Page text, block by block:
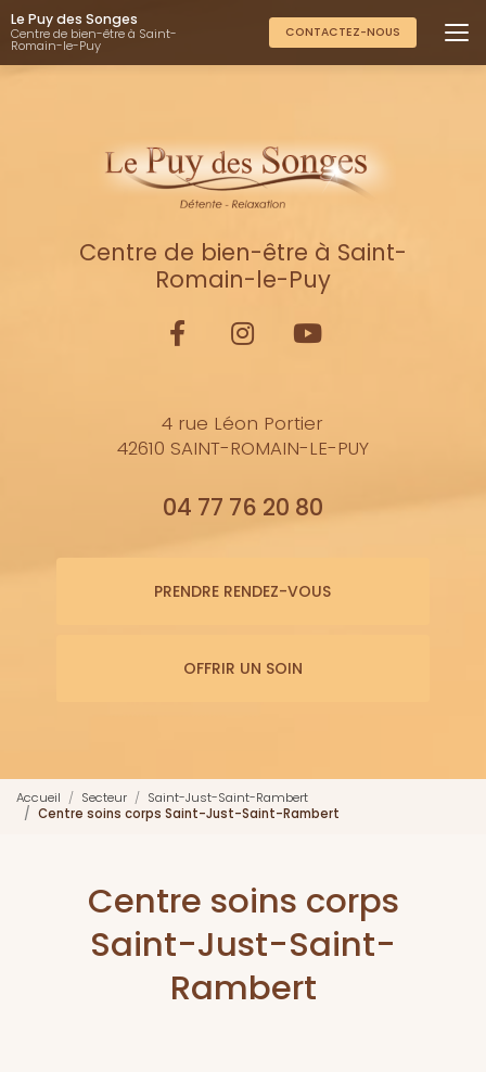
Aller
au
contenu
principal
Le Puy des Songes
Centre de bien-être à Saint-
Romain-le-Puy
CONTACTEZ-NOUS
Centre de bien-être à Saint-
Romain-le-Puy
4 rue Léon Portier
42610 SAINT-ROMAIN-LE-PUY
04 77 76 20 80
PRENDRE RENDEZ-VOUS
OFFRIR UN SOIN
Accueil Secteur
Saint-Just-Saint-Rambert
Centre soins corps Saint-Just-Saint-Rambert
Centre soins corps
Saint-Just-Saint-
Rambert